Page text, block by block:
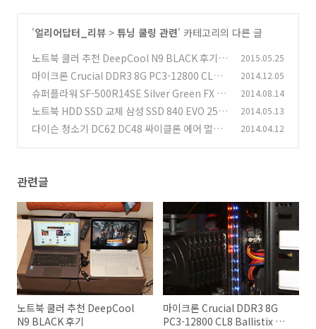
'얼리어답터_리뷰 > 튜닝 쿨링 관련' 카테고리의 다른 글
노트북 쿨러 추천 DeepCool N9 BLACK 후기
(0)
2015.05.25
마이크론 Crucial DDR3 8G PC3-12800 CL8 B
allistix 사용 후기 (0)
2014.12.05
슈퍼플라워 SF-500R14SE Silver Green FX 후
기 벤치마크 성능
(3)
2014.08.14
노트북 HDD SSD 교체 삼성 SSD 840 EVO 250
GB (21)
2014.05.13
다이슨 청소기 DC62 DC48 싸이클론 에어 멀티
2014.04.12
관련글
노트북 쿨러 추천 DeepCool
N9 BLACK 후기
마이크론 Crucial DDR3 8G
PC3-12800 CL8 Ballistix 사